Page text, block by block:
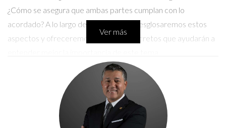
¿Cómo se asegura que ambas partes cumplan con lo
acordado? A lo largo de este artículo, desglosaremos estos
aspectos y ofreceremos ejemplos concretos que ayudarán a
Importancia de las Divulgaciones
Las divulgaciones firmadas no son solo un formalismo; son una
herramienta poderosa para salvaguardar los intereses de
Ver más